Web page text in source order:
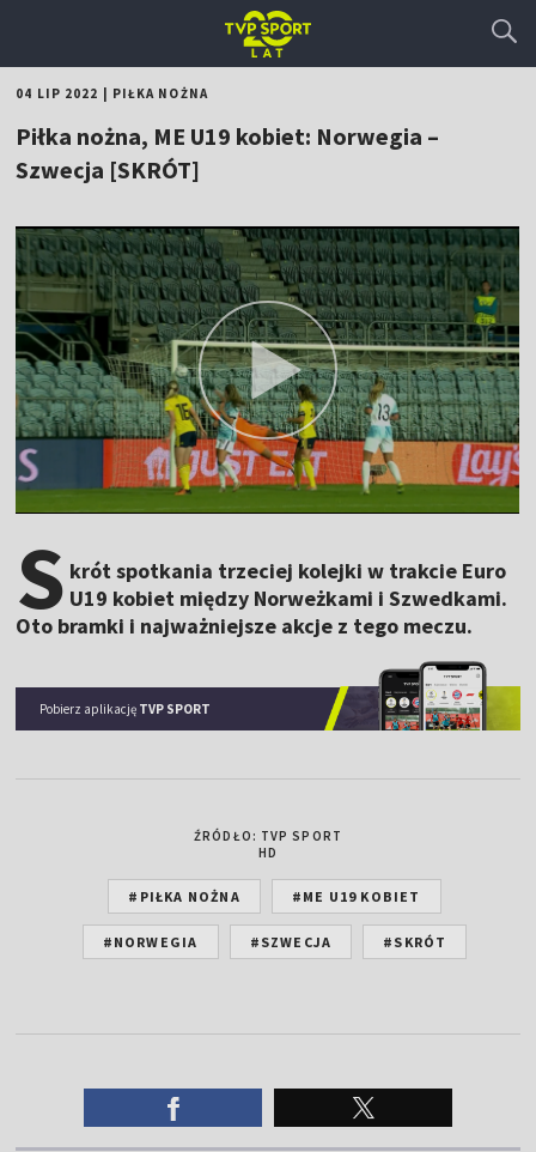
04 LIP 2022 PIŁKA NOŻNA
Piłka nożna, ME U19 kobiet: Norwegia –
Szwecja [SKRÓT]
S krót spotkania trzeciej kolejki w trakcie Euro
U19 kobiet między Norweżkami i Szwedkami.
Oto bramki i najważniejsze akcje z tego meczu.
Pobierz aplikację TVP SPORT
ŹRÓDŁO: TVP SPORT
HD
#PIŁKA NOŻNA #ME U19 KOBIET
#NORWEGIA #SZWECJA #SKRÓT